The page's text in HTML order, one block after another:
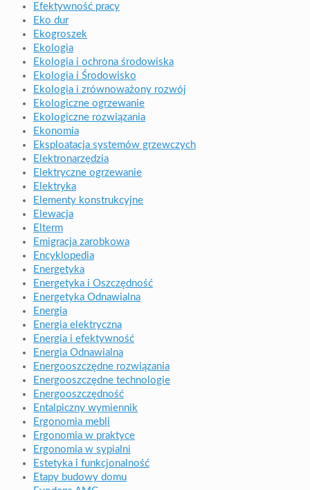
Efektywność pracy
Eko dur
Ekogroszek
Ekologia
Ekologia i ochrona środowiska
Ekologia i Środowisko
Ekologia i zrównoważony rozwój
Ekologiczne ogrzewanie
Ekologiczne rozwiązania
Ekonomia
Eksploatacja systemów grzewczych
Elektronarzędzia
Elektryczne ogrzewanie
Elektryka
Elementy konstrukcyjne
Elewacja
Elterm
Emigracja zarobkowa
Encyklopedia
Energetyka
Energetyka i Oszczędność
Energetyka Odnawialna
Energia
Energia elektryczna
Energia i efektywność
Energia Odnawialna
Energooszczędne rozwiązania
Energooszczędne technologie
Energooszczędność
Entalpiczny wymiennik
Ergonomia mebli
Ergonomia w praktyce
Ergonomia w sypialni
Estetyka i funkcjonalność
Etapy budowy domu